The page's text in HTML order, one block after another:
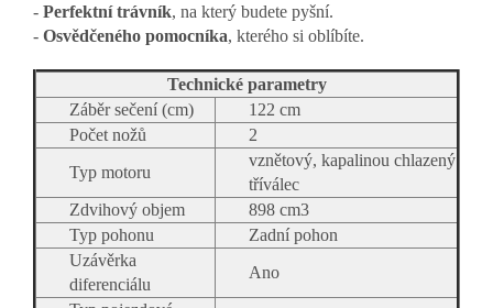
- Perfektní trávník, na který budete pyšní.
- Osvědčeného pomocníka, kterého si oblíbíte.
Technické parametry
Záběr sečení (cm)
122 cm
Počet nožů
2
Typ motoru
vznětový, kapalinou chlazený
tříválec
Zdvihový objem
898 cm3
Typ pohonu
Zadní pohon
Uzávěrka
diferenciálu
Ano